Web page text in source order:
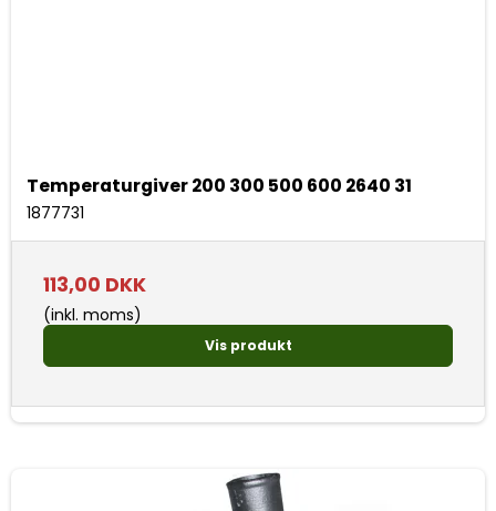
Temperaturgiver 200 300 500 600 2640 31
1877731
113,00 DKK
(inkl. moms)
Vis produkt